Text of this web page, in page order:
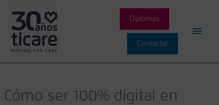
contenido
Diplomas
Contactar
Cómo ser 100% digital en